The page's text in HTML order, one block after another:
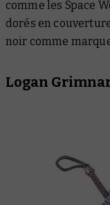
comme les Space
dorés en
noir comme
Logan